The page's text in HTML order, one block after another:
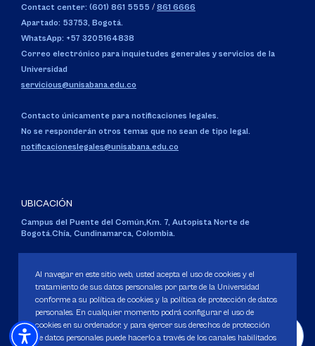
Contact center: (601) 861 5555 / 861 6666
Apartado: 53753, Bogotá.
WhatsApp: +57 3205164838
Correo electrónico para inquietudes generales y servicios de la
Universidad
servicious@unisabana.edu.co
Contacto únicamente para notificaciones legales.
No se responderán otros temas que no sean de tipo legal.
notificacioneslegales@unisabana.edu.co
UBICACIÓN
Campus del Puente del Común,Km. 7, Autopista Norte de
Bogotá.Chía, Cundinamarca, Colombia.
Personería Jurídica:Resolución 130 del 14 de enero de 1980.
Ministerio de Educación Nacional.
Al navegar en este sitio web, usted acepta el uso de cookies y el
tratamiento de sus datos personales por parte de la Universidad
conforme a su política de cookies y la política de protección de datos
personales. En cualquier momento podrá configurar el uso de
cookies en su ordenador, y para ejercer sus derechos de protección
de datos personales puede hacerlo a través de los canales habilitados